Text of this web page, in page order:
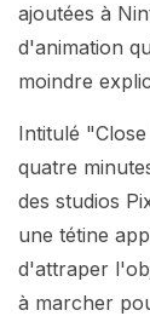
ajoutées à
d'animation
moindre
Intitulé
quatre
des studios
une tétine
d'attraper
à marcher